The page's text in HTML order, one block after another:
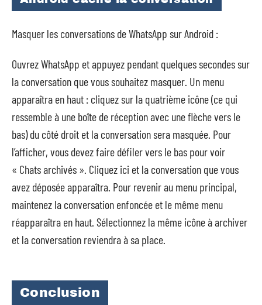
Masquer les conversations de WhatsApp sur Android :
Ouvrez WhatsApp et appuyez pendant quelques secondes sur
la conversation que vous souhaitez masquer. Un menu
apparaîtra en haut : cliquez sur la quatrième icône (ce qui
ressemble à une boîte de réception avec une flèche vers le
bas) du côté droit et la conversation sera masquée. Pour
l’afficher, vous devez faire défiler vers le bas pour voir
« Chats archivés ». Cliquez ici et la conversation que vous
avez déposée apparaîtra. Pour revenir au menu principal,
maintenez la conversation enfoncée et le même menu
réapparaîtra en haut. Sélectionnez la même icône à archiver
et la conversation reviendra à sa place.
Conclusion